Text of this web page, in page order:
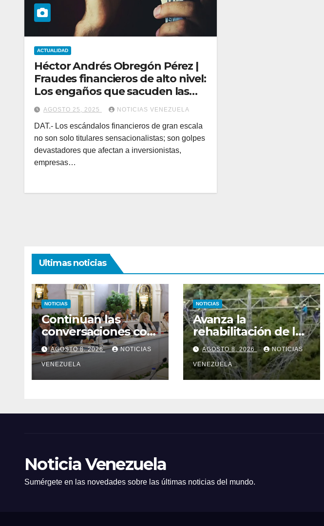
ACTUALIDAD
Héctor Andrés Obregón Pérez |
Fraudes financieros de alto nivel:
Los engaños que sacuden las
finanzas globales
AGOSTO 25, 2025 NOTICIAS VENEZUELA
DAT.- Los escándalos financieros de gran escala
no son solo titulares sensacionalistas; son golpes
devastadores que afectan a inversionistas,
empresas…
Ultimas noticias
NOTICIAS
Continúan las
conversaciones con
delegación de la
Asamblea Nacional
de 2015
AGOSTO 8, 2026 NOTICIAS
VENEZUELA
NOTICIAS
Avanza la
rehabilitación de la
línea de transmisión
Planta Centro –
Yaracuy
AGOSTO 8, 2026 NOTICIAS
VENEZUELA
Noticia Venezuela
Sumérgete en las novedades sobre las últimas noticias del mundo.